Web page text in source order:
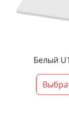
Белый